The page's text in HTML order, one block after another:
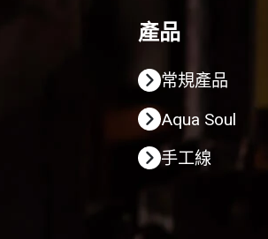
產品
常規產品
Aqua Soul
手工線